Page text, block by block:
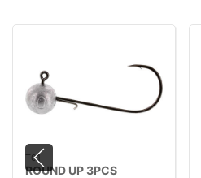
T01
ROUND UP 3PCS